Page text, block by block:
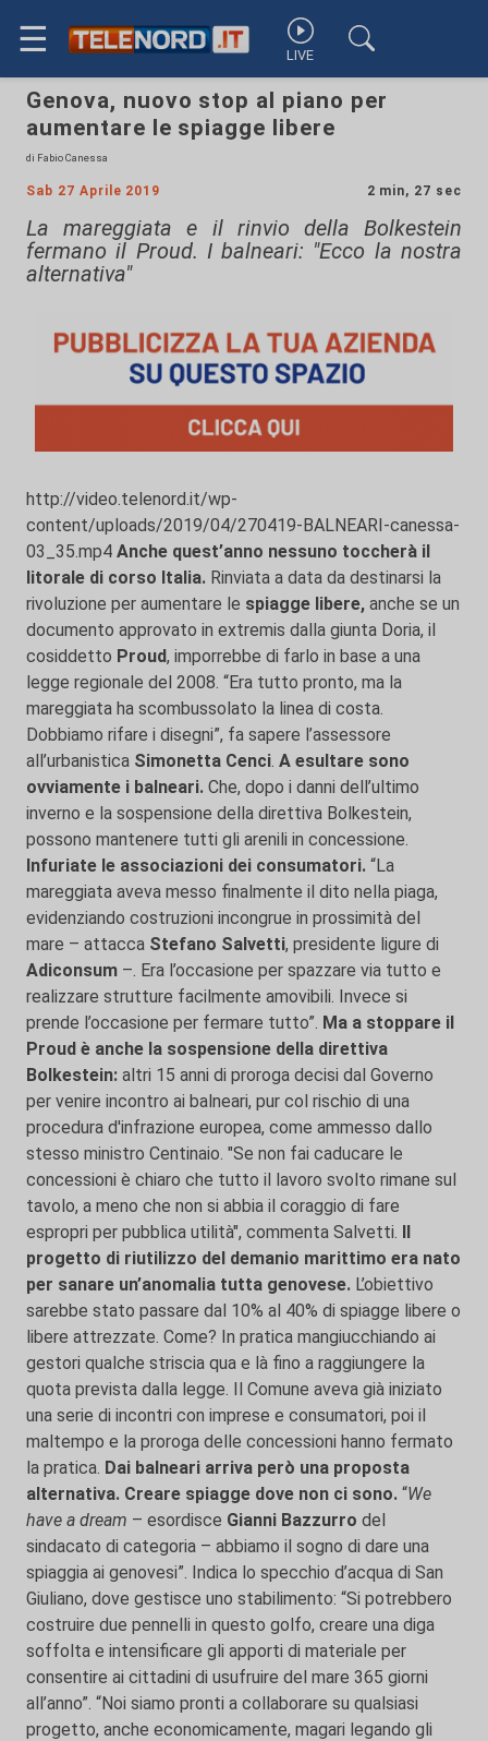
☰ LIVE
Genova, nuovo stop al piano per
aumentare le spiagge libere
di Fabio Canessa
Sab 27 Aprile 2019 2 min, 27 sec
La mareggiata e il rinvio della Bolkestein
fermano il Proud. I balneari: "Ecco la nostra
alternativa"
http://video.telenord.it/wp-
content/uploads/2019/04/270419-BALNEARI-canessa-
03_35.mp4 Anche quest’anno nessuno toccherà il
litorale di corso Italia. Rinviata a data da destinarsi la
rivoluzione per aumentare le spiagge libere, anche se un
documento approvato in extremis dalla giunta Doria, il
cosiddetto Proud, imporrebbe di farlo in base a una
legge regionale del 2008. “Era tutto pronto, ma la
mareggiata ha scombussolato la linea di costa.
Dobbiamo rifare i disegni”, fa sapere l’assessore
all’urbanistica Simonetta Cenci. A esultare sono
ovviamente i balneari. Che, dopo i danni dell’ultimo
inverno e la sospensione della direttiva Bolkestein,
possono mantenere tutti gli arenili in concessione.
Infuriate le associazioni dei consumatori. “La
mareggiata aveva messo finalmente il dito nella piaga,
evidenziando costruzioni incongrue in prossimità del
mare – attacca Stefano Salvetti, presidente ligure di
Adiconsum –. Era l’occasione per spazzare via tutto e
realizzare strutture facilmente amovibili. Invece si
prende l’occasione per fermare tutto”. Ma a stoppare il
Proud è anche la sospensione della direttiva
Bolkestein: altri 15 anni di proroga decisi dal Governo
per venire incontro ai balneari, pur col rischio di una
procedura d'infrazione europea, come ammesso dallo
stesso ministro Centinaio. "Se non fai caducare le
concessioni è chiaro che tutto il lavoro svolto rimane sul
tavolo, a meno che non si abbia il coraggio di fare
espropri per pubblica utilità", commenta Salvetti. Il
progetto di riutilizzo del demanio marittimo era nato
per sanare un’anomalia tutta genovese. L’obiettivo
sarebbe stato passare dal 10% al 40% di spiagge libere o
libere attrezzate. Come? In pratica mangiucchiando ai
gestori qualche striscia qua e là fino a raggiungere la
quota prevista dalla legge. Il Comune aveva già iniziato
una serie di incontri con imprese e consumatori, poi il
maltempo e la proroga delle concessioni hanno fermato
la pratica. Dai balneari arriva però una proposta
alternativa. Creare spiagge dove non ci sono. “We
have a dream – esordisce Gianni Bazzurro del
sindacato di categoria – abbiamo il sogno di dare una
spiaggia ai genovesi”. Indica lo specchio d’acqua di San
Giuliano, dove gestisce uno stabilimento: “Si potrebbero
costruire due pennelli in questo golfo, creare una diga
soffolta e intensificare gli apporti di materiale per
consentire ai cittadini di usufruire del mare 365 giorni
all’anno”. “Noi siamo pronti a collaborare su qualsiasi
progetto, anche economicamente, magari legando gli